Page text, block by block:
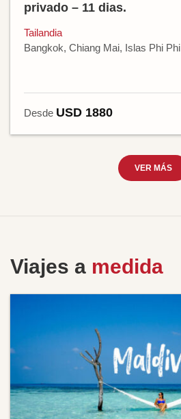
privado – 11 dias.
Tailandia
Bangkok, Chiang Mai, Islas Phi Phi
Desde USD 1880
VER MÁS
Viajes a medida